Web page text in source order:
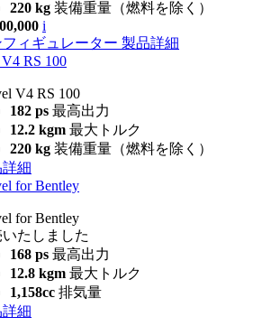
220 kg 装備重量（燃料を除く）
i
フィギュレーター 製品詳細
V4 RS 100
V4 RS 100
182 ps 最高出力
12.2 kgm 最大トルク
220 kg 装備重量（燃料を除く）
細
for Bentley
for Bentley
いたしました
168 ps 最高出力
12.8 kgm 最大トルク
1,158cc 排気量
細